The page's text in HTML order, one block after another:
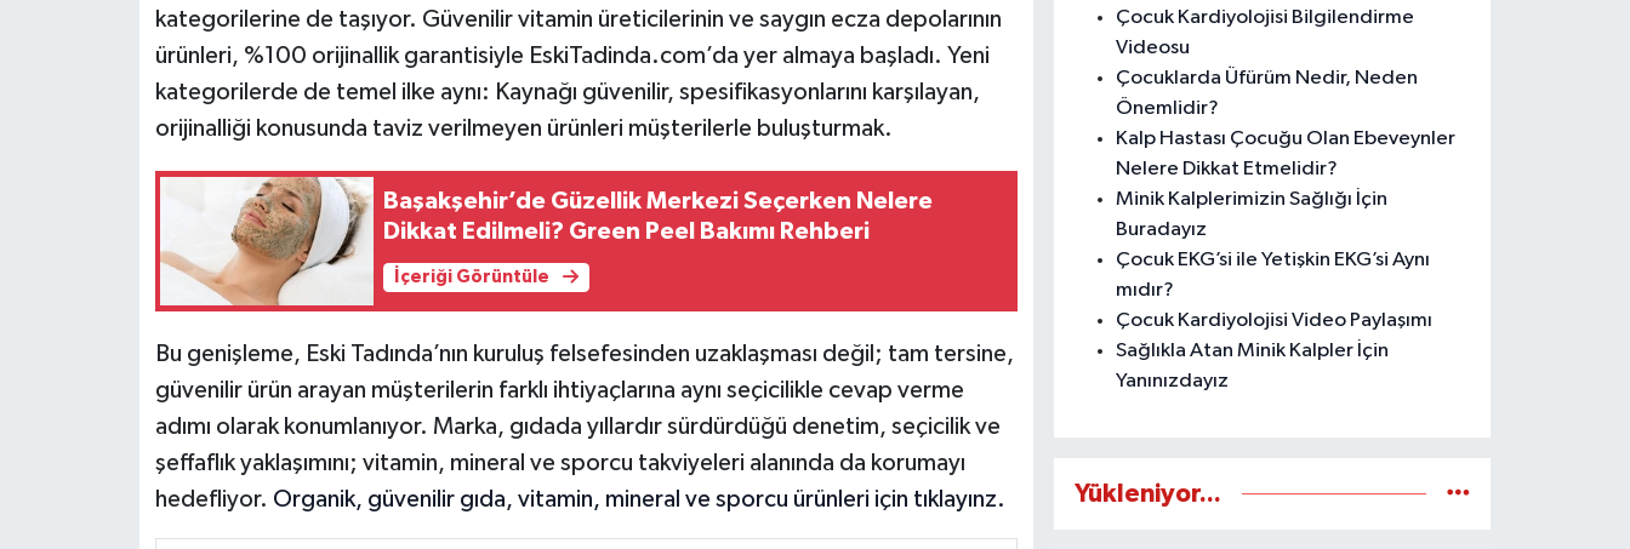
kategorilerine de taşıyor. Güvenilir vitamin üreticilerinin ve saygın ecza depolarının
ürünleri, %100 orijinallik garantisiyle EskiTadinda.com’da yer almaya başladı. Yeni
kategorilerde de temel ilke aynı: Kaynağı güvenilir, spesifikasyonlarını karşılayan,
orijinalliği konusunda taviz verilmeyen ürünleri müşterilerle buluşturmak.
Başakşehir’de Güzellik Merkezi Seçerken Nelere
Dikkat Edilmeli? Green Peel Bakımı Rehberi
İçeriği Görüntüle
Bu genişleme, Eski Tadında’nın kuruluş felsefesinden uzaklaşması değil; tam tersine,
güvenilir ürün arayan müşterilerin farklı ihtiyaçlarına aynı seçicilikle cevap verme
adımı olarak konumlanıyor. Marka, gıdada yıllardır sürdürdüğü denetim, seçicilik ve
şeffaflık yaklaşımını; vitamin, mineral ve sporcu takviyeleri alanında da korumayı
hedefliyor. Organik, güvenilir gıda, vitamin, mineral ve sporcu ürünleri için tıklayınz.
Çocuk Kardiyolojisi Bilgilendirme
Videosu
Çocuklarda Üfürüm Nedir, Neden
Önemlidir?
Kalp Hastası Çocuğu Olan Ebeveynler
Nelere Dikkat Etmelidir?
Minik Kalplerimizin Sağlığı İçin
Buradayız
Çocuk EKG’si ile Yetişkin EKG’si Aynı
mıdır?
Çocuk Kardiyolojisi Video Paylaşımı
Sağlıkla Atan Minik Kalpler İçin
Yanınızdayız
Yükleniyor...